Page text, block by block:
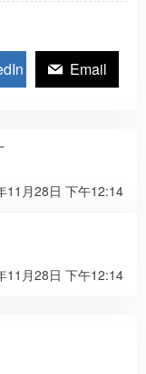
Email
11月28日 下午12:14
11月28日 下午12:14